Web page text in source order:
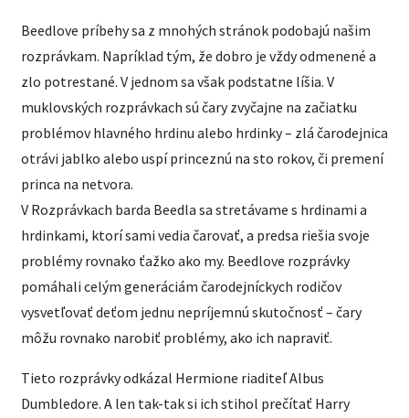
Beedlove príbehy sa z mnohých stránok podobajú našim
rozprávkam. Napríklad tým, že dobro je vždy odmenené a
zlo potrestané. V jednom sa však podstatne líšia. V
muklovských rozprávkach sú čary zvyčajne na začiatku
problémov hlavného hrdinu alebo hrdinky – zlá čarodejnica
otrávi jablko alebo uspí princeznú na sto rokov, či premení
princa na netvora.
V Rozprávkach barda Beedla sa stretávame s hrdinami a
hrdinkami, ktorí sami vedia čarovať, a predsa riešia svoje
problémy rovnako ťažko ako my. Beedlove rozprávky
pomáhali celým generáciám čarodejníckych rodičov
vysvetľovať deťom jednu nepríjemnú skutočnosť – čary
môžu rovnako narobiť problémy, ako ich napraviť.
Tieto rozprávky odkázal Hermione riaditeľ Albus
Dumbledore. A len tak-tak si ich stihol prečítať Harry